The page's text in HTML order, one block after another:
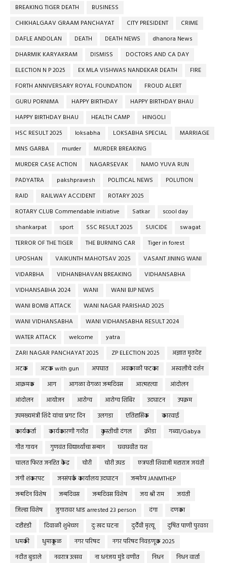
BREAKING TIGER DEATH
BUSINESS
CHIKHALGAAV GRAAM PANCHAYAT
CITY PRESIDENT
CRIME
DAFLE ANDOLAN
DEATH DEATH NEWS
dhanora News
DHARMIK KARYAKRAM
DISMISS
DOCTORS AND CA DAY
ELECTION N P 2025
EX MLA VISHWAS NANDEKAR DEATH
FIRE
FORTH ANNIVERSARY ROYAL FOUNDATION
FROUD ALERT
GURU PORNIMA
HAPPY BIRTHDAY
HAPPY BIRTHDAY BHAU
HAPPY BIRTHDAY BHAU
HEALTH CAMP
HINGOLI
HSC RESULT 2025
loksabha LOKSABHA SPECIAL
MARRIAGE
MNS GARBA
murder
MURDER BREAKING
MURDER CASE ACTION
NAGARSEVAK
NAMO YUVA RUN
PADYATRA
pakshpravesh POLITICAL NEWS
POLUTION
RAID
RAILWAY ACCIDENT
ROTARY 2025
ROTARY CLUB Commendable initiative
Satkar
scool day
shankarpat
sport SSC RESULT 2025 SUICIDE
swagat
TERROR OF THE TIGER
THE BURNING CAR
Tiger in forest
UPOSHAN
VAIKUNTH MAHOTSAV 2025
VASANT JINING WANI
VIDARBHA
VIDHANBHAVAN BREAKING
VIDHANSABHA
VIDHANSABHA 2024
WANI
WANI BJP NEWS
WANI BOMB ATTACK
WANI NAGAR PARISHAD 2025
WANI VIDHANSABHA
WANI VIDHANSABHA RESULT 2024
WATER ATTACK
welcome
yatra
ZARI NAGAR PANCHAYAT 2025
ZP ELECTION 2025
अज्ञात मृतदेह
अटक
अटक with gun अपघात अवकाळी फटका
अस्वलीचे दर्शन
आक्रमक
आग आगळा वेगळा जन्मदिवस आत्महत्या
आंदोलन
आंदोलन
आयोजन आरोग्य आरोग्य शिबिर उदघाटन
उपक्रम
उपमख्यमंत्री शिंदे यांचा प्रगट दिन
उलगडा एतिहासिक
कारवाई
कार्यकर्ता
कार्यकारणी गठीत कुस्तीची दंगल क्रीडा
गब्या/Gabya
गीत गायन
गुणवंत विद्यार्थ्यांचा सन्मान
घवघवीत यश
चालत फिरत जनहित केंद्र
चोरी चोरी उघड
छत्रपती शिवाजी महाराज जयंती
जंगी शंकरपट
जनसंपर्क कार्यालय उदघाटन
जन्मठेप JANMTHEP
जन्मदिन विशेष
जन्मदिवस जन्मदिवस विशेष जय श्री राम
जयंती
जिल्हा विशेष
जुगारावर धाड arrested 23 person दंगा
दणका
दहीहंडी
दिवाळी शुभेच्छा दुःखद घटना दुर्दैवी मृत्यू
दुषित पाणी पुरवठा
धमकी
धुमाकूळ नगर परिषद
नगर परिषद निवडणूक 2025
नदीत बुडाले
नवरात्र उत्सव ना धनंजय मुंडे वणीत निधन
निधन वार्ता